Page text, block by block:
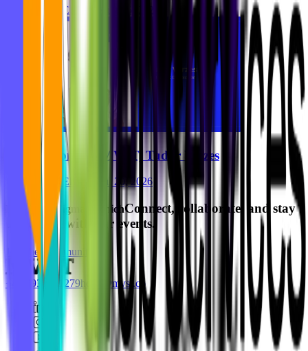
Ghida El Badri
Welcome to MVST, Tudor Verzes
Ghida El Badri Jul 20, 2026
Friends of Figma MunichConnect, collaborate, and stay
up to date with our events.
Join the Community
+49 8937001279hello@mvst.co